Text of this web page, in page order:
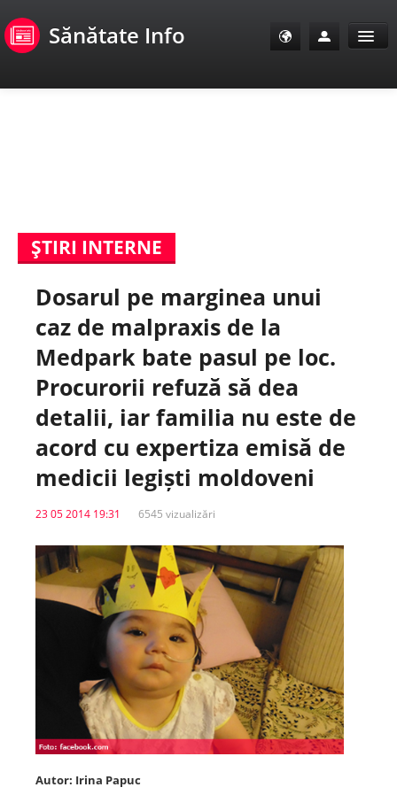
Sănătate Info
E-Sănătate Pacienți
E-Sănătate Medici
E-Sănătate Instituții
Tuberculoza Info
Spitale.MD
Centrul PAS
SanoTeca
ŞTIRI INTERNE
Dosarul pe marginea unui
caz de malpraxis de la
Medpark bate pasul pe loc.
Procurorii refuză să dea
detalii, iar familia nu este de
acord cu expertiza emisă de
medicii legiști moldoveni
23 05 2014 19:31 6545 vizualizări
Autor: Irina Papuc